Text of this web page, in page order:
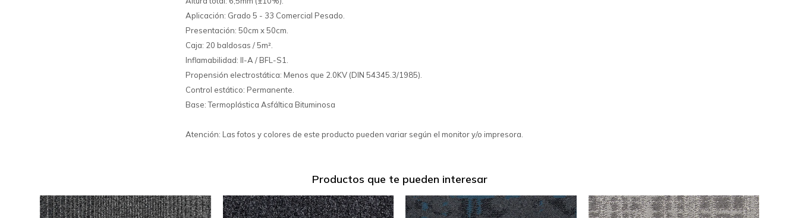
Aplicación: Grado 5 - 33 Comercial Pesado.
Presentación: 50cm x 50cm.
Caja: 20 baldosas / 5m².
Inflamabilidad: II-A / BFL-S1.
Propensión electrostática: Menos que 2.0KV (DIN 54345.3/1985).
Control estático: Permanente.
Base: Termoplástica Asfáltica Bituminosa
Atención: Las fotos y colores de este producto pueden variar según el monitor y/o impresora.
Productos que te pueden interesar